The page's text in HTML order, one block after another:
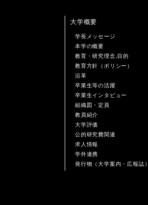
大学概要
学長メッセージ
本学の概要
教育・研究理念,目的
教育方針（ポリシー）
沿革
卒業生等の活躍
卒業生インタビュー
組織図・定員
教員紹介
大学評価
公的研究費関連
求人情報
学外連携
発行物（大学案内・広報誌）